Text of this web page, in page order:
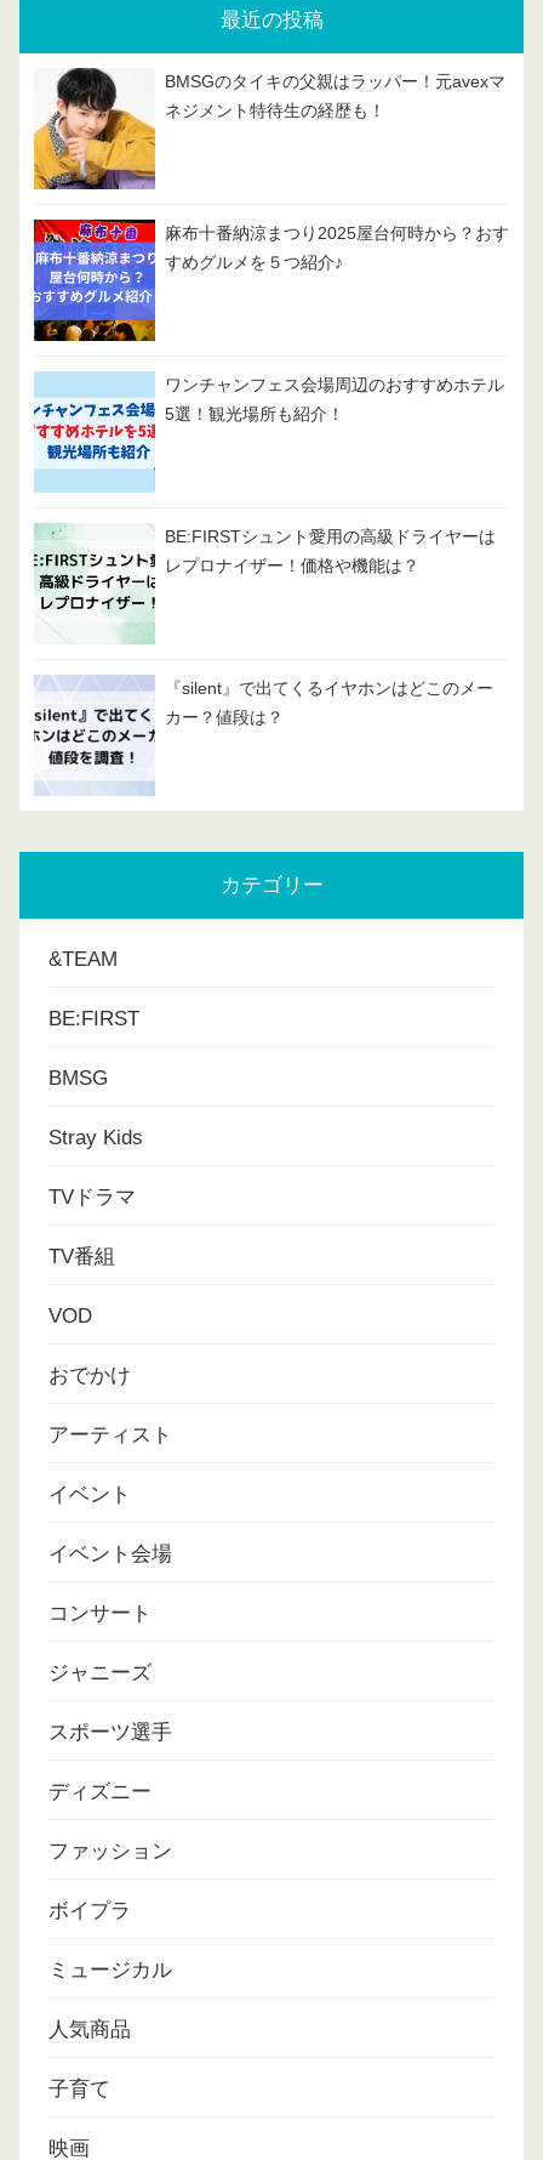
最近の投稿
BMSGのタイキの父親はラッパー！元avexマ
ネジメント特待生の経歴も！
麻布十番納涼まつり2025屋台何時から？おす
すめグルメを５つ紹介♪
ワンチャンフェス会場周辺のおすすめホテル
5選！観光場所も紹介！
BE:FIRSTシュント愛用の高級ドライヤーは
レプロナイザー！価格や機能は？
『silent』で出てくるイヤホンはどこのメー
カー？値段は？
カテゴリー
&TEAM
BE:FIRST
BMSG
Stray Kids
TVドラマ
TV番組
VOD
おでかけ
アーティスト
イベント
イベント会場
コンサート
ジャニーズ
スポーツ選手
ディズニー
ファッション
ボイプラ
ミュージカル
人気商品
子育て
映画